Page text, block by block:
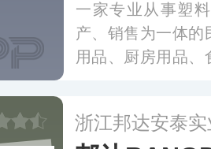
一家专业从事塑
产、销售为一体
用品、厨房用品
足消费者居家日用
浙江邦达安泰